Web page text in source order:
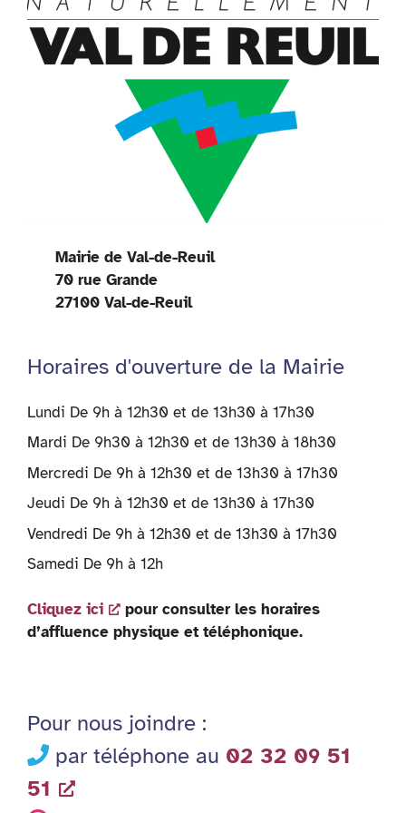
Mairie de Val-de-Reuil
70 rue Grande
27100 Val-de-Reuil
Horaires d'ouverture de la Mairie
Lundi De 9h à 12h30 et de 13h30 à 17h30
Mardi De 9h30 à 12h30 et de 13h30 à 18h30
Mercredi De 9h à 12h30 et de 13h30 à 17h30
Jeudi De 9h à 12h30 et de 13h30 à 17h30
Vendredi De 9h à 12h30 et de 13h30 à 17h30
Samedi De 9h à 12h
Cliquez ici
pour consulter les horaires
d’affluence physique et téléphonique.
Pour nous joindre :
par téléphone au 02 32 09 51
51